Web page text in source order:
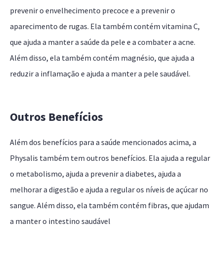
prevenir o envelhecimento precoce e a prevenir o
aparecimento de rugas. Ela também contém vitamina C,
que ajuda a manter a saúde da pele e a combater a acne.
Além disso, ela também contém magnésio, que ajuda a
reduzir a inflamação e ajuda a manter a pele saudável.
Outros Benefícios
Além dos benefícios para a saúde mencionados acima, a
Physalis também tem outros benefícios. Ela ajuda a regular
o metabolismo, ajuda a prevenir a diabetes, ajuda a
melhorar a digestão e ajuda a regular os níveis de açúcar no
sangue. Além disso, ela também contém fibras, que ajudam
a manter o intestino saudável